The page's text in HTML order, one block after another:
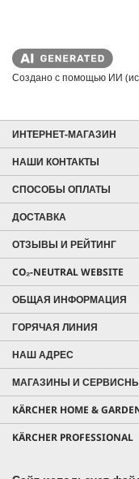
Создано с помощью ИИ
ИНТЕРНЕТ-МАГАЗИН
НАШИ КОНТАКТЫ
СПОСОБЫ ОПЛАТЫ
ДОСТАВКА
ОТЗЫВЫ И РЕЙТИНГ
CO₂-NEUTRAL WEBSITE
ОБЩАЯ ИНФОРМАЦИЯ
ГОРЯЧАЯ ЛИНИЯ
НАШ АДРЕС
МАГАЗИНЫ И
KÄRCHER HOME &
KÄRCHER PROFESSIONAL